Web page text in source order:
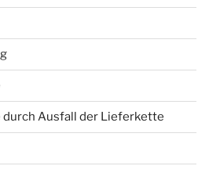
Ausfall der Lieferkette